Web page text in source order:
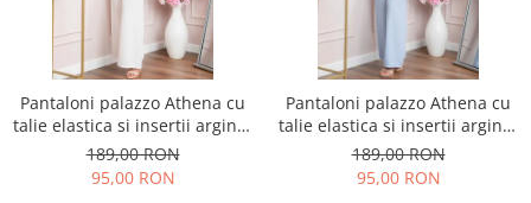
Pantaloni palazzo Athena cu
talie elastica si insertii argintii
- Alb
189,00 RON
95,00 RON
Pantaloni palazzo Athena cu
talie elastica si insertii argintii
- Bleu
189,00 RON
95,00 RON